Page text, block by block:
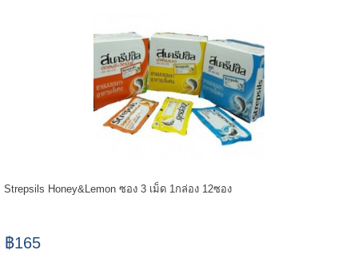
Strepsils Honey&Lemon ซอง 3 เม็ด 1กล่อง 12ซอง
฿165